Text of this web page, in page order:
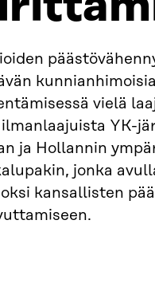
vielä
YK-
ja Hollannin
jonka
kansallisten